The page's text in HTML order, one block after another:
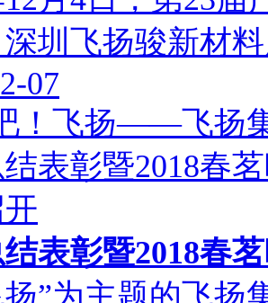
圳飞扬骏新材
07
结表彰暨2018春